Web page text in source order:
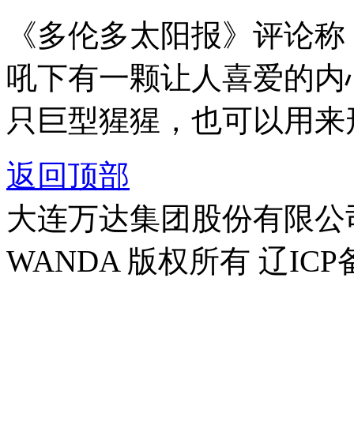
《多伦多太阳报》评论称
吼下有一颗让人喜爱的
只巨型猩猩，也可以用
返回顶部
大连万达集团股份有限
WANDA 版权所有 辽ICP